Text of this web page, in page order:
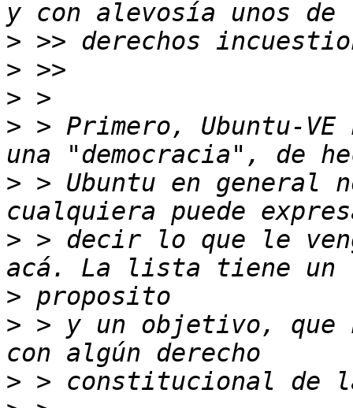
>
>
>
> > Primero, Ubuntu-
> > Ubuntu en general
> > decir lo que le
>
> > y un objetivo, que
>